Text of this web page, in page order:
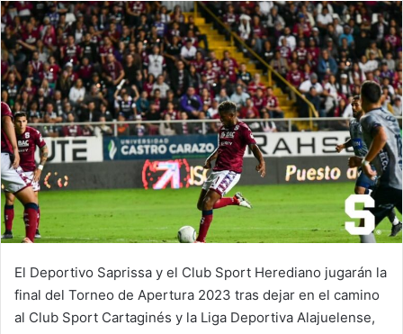
El Deportivo Saprissa y el Club Sport Herediano jugarán la
final del Torneo de Apertura 2023 tras dejar en el camino
al Club Sport Cartaginés y la Liga Deportiva Alajuelense,